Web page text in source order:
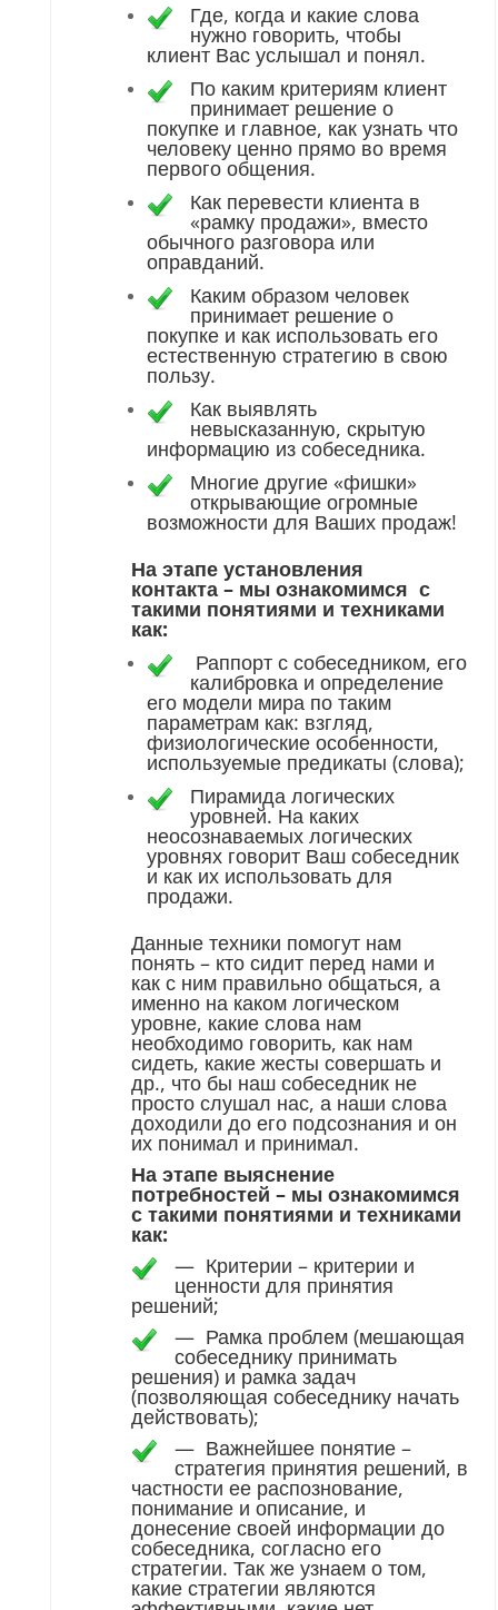
Где, когда и какие слова
нужно говорить, чтобы
клиент Вас услышал и понял.
По каким критериям клиент
принимает решение о
покупке и главное, как узнать что
человеку ценно прямо во время
первого общения.
Как перевести клиента в
«рамку продажи», вместо
обычного разговора или
оправданий.
Каким образом человек
принимает решение о
покупке и как использовать его
естественную стратегию в свою
пользу.
Как выявлять
невысказанную, скрытую
информацию из собеседника.
Многие другие «фишки»
открывающие огромные
возможности для Ваших продаж!
На этапе установления
контакта – мы ознакомимся с
такими понятиями и техниками
как:
Раппорт с собеседником, его
калибровка и определение
его модели мира по таким
параметрам как: взгляд,
физиологические особенности,
используемые предикаты (слова);
Пирамида логических
уровней. На каких
неосознаваемых логических
уровнях говорит Ваш собеседник
и как их использовать для
продажи.
Данные техники помогут нам
понять – кто сидит перед нами и
как с ним правильно общаться, а
именно на каком логическом
уровне, какие слова нам
необходимо говорить, как нам
сидеть, какие жесты совершать и
др., что бы наш собеседник не
просто слушал нас, а наши слова
доходили до его подсознания и он
их понимал и принимал.
На этапе выяснение
потребностей – мы ознакомимся
с такими понятиями и техниками
как:
— Критерии – критерии и
ценности для принятия
решений;
— Рамка проблем (мешающая
собеседнику принимать
решения) и рамка задач
(позволяющая собеседнику начать
действовать);
— Важнейшее понятие –
стратегия принятия решений, в
частности ее распознование,
понимание и описание, и
донесение своей информации до
собеседника, согласно его
стратегии. Так же узнаем о том,
какие стратегии являются